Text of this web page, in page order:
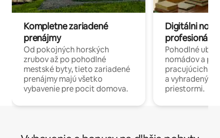
Kompletne zariadené
prenájmy
Od pokojných horských
zrubov až po pohodlné
mestské byty, tieto zariadené
prenájmy majú všetko
vybavenie pre pocit domova.
Digitálni
profesionáli
Pohodlné
nomádov a
pracujúcich
a
priestormi.